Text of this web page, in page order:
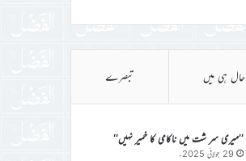
حال ہی میں تبصرے
’’میری سر شت میں ناکامی کا خمیر نہیں‘‘
29 جولائی 2025ء